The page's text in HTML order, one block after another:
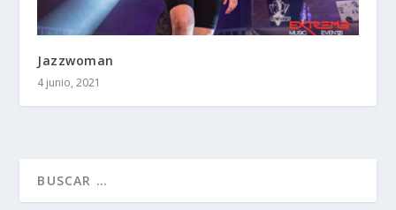
Jazzwoman
4 junio, 2021